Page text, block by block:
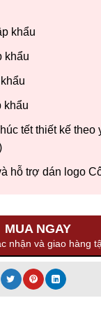
khẩu
khẩu
khẩu
tết thiết kế theo
hỗ trợ dán logo
MUA NGAY
nhận và giao hàng